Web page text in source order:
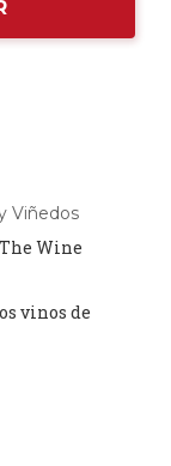
Viñedos
Wine
vinos de